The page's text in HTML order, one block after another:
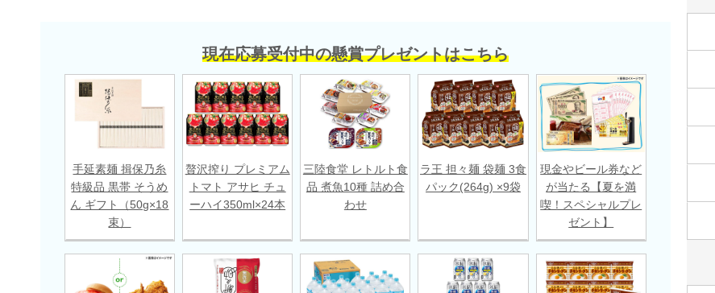
現在応募受付中の懸賞プレゼントはこちら
手延素麺 揖保乃糸
特級品 黒帯 そうめ
ん ギフト（50g×18
束）
贅沢搾り プレミアム
トマト アサヒ チュ
ーハイ350ml×24本
三陸食堂 レトルト食
品 煮魚10種 詰め合
わせ
ラ王 担々麺 袋麺 3食
パック(264g) ×9袋
現金やビール券など
が当たる【夏を満
喫！スペシャルプレ
ゼント】